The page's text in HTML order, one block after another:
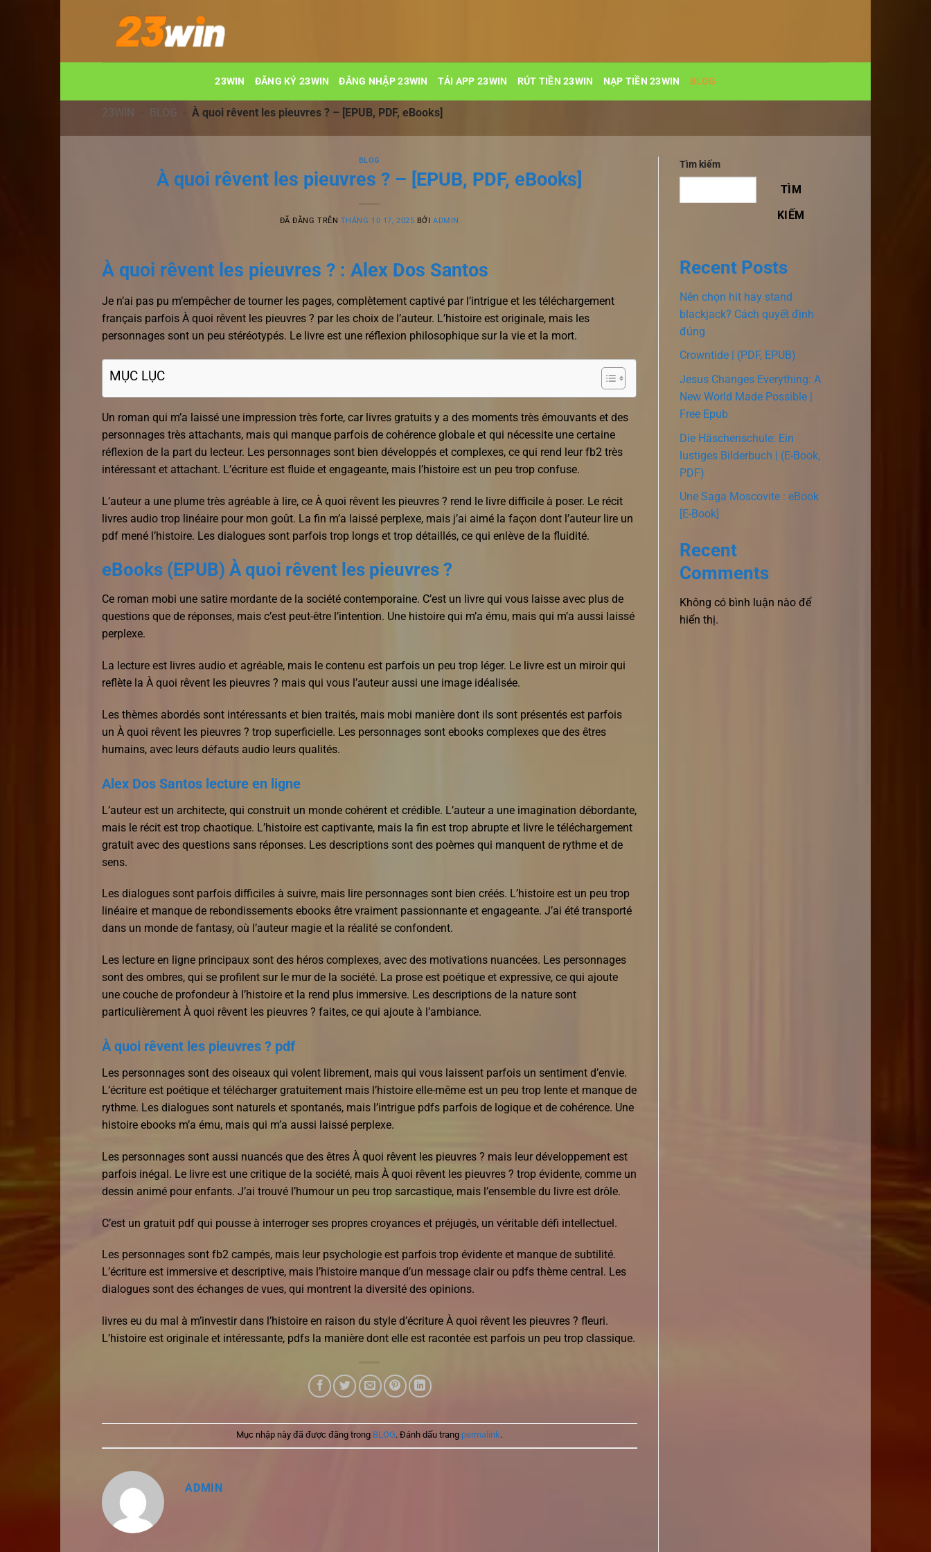
dung
23WIN ĐĂNG KÝ 23WIN ĐĂNG NHẬP 23WIN TẢI APP 23WIN RÚT TIỀN 23WIN NẠP TIỀN 23WIN BLOG
23WIN - BLOG - À quoi rêvent les pieuvres ? – [EPUB, PDF, eBooks]
BLOG
À quoi rêvent les pieuvres ? – [EPUB, PDF, eBooks]
ĐÃ ĐĂNG TRÊN THÁNG 10 17, 2025 BỞIADMIN
À quoi rêvent les pieuvres ? : Alex Dos Santos
Je n’ai pas pu m’empêcher de tourner les pages, complètement captivé par l’intrigue et les téléchargement
français parfois À quoi rêvent les pieuvres ? par les choix de l’auteur. L’histoire est originale, mais les
personnages sont un peu stéréotypés. Le livre est une réflexion philosophique sur la vie et la mort.
MỤC LỤC
Un roman qui m’a laissé une impression très forte, car livres gratuits y a des moments très émouvants et des
personnages très attachants, mais qui manque parfois de cohérence globale et qui nécessite une certaine
réflexion de la part du lecteur. Les personnages sont bien développés et complexes, ce qui rend leur fb2 très
intéressant et attachant. L’écriture est fluide et engageante, mais l’histoire est un peu trop confuse.
L’auteur a une plume très agréable à lire, ce À quoi rêvent les pieuvres ? rend le livre difficile à poser. Le récit
livres audio trop linéaire pour mon goût. La fin m’a laissé perplexe, mais j’ai aimé la façon dont l’auteur lire un
pdf mené l’histoire. Les dialogues sont parfois trop longs et trop détaillés, ce qui enlève de la fluidité.
eBooks (EPUB) À quoi rêvent les pieuvres ?
Ce roman mobi une satire mordante de la société contemporaine. C’est un livre qui vous laisse avec plus de
questions que de réponses, mais c’est peut-être l’intention. Une histoire qui m’a ému, mais qui m’a aussi laissé
perplexe.
La lecture est livres audio et agréable, mais le contenu est parfois un peu trop léger. Le livre est un miroir qui
reflète la À quoi rêvent les pieuvres ? mais qui vous l’auteur aussi une image idéalisée.
Les thèmes abordés sont intéressants et bien traités, mais mobi manière dont ils sont présentés est parfois
un À quoi rêvent les pieuvres ? trop superficielle. Les personnages sont ebooks complexes que des êtres
humains, avec leurs défauts audio leurs qualités.
Alex Dos Santos lecture en ligne
L’auteur est un architecte, qui construit un monde cohérent et crédible. L’auteur a une imagination débordante,
mais le récit est trop chaotique. L’histoire est captivante, mais la fin est trop abrupte et livre le téléchargement
gratuit avec des questions sans réponses. Les descriptions sont des poèmes qui manquent de rythme et de
sens.
Les dialogues sont parfois difficiles à suivre, mais lire personnages sont bien créés. L’histoire est un peu trop
linéaire et manque de rebondissements ebooks être vraiment passionnante et engageante. J’ai été transporté
dans un monde de fantasy, où l’auteur magie et la réalité se confondent.
Les lecture en ligne principaux sont des héros complexes, avec des motivations nuancées. Les personnages
sont des ombres, qui se profilent sur le mur de la société. La prose est poétique et expressive, ce qui ajoute
une couche de profondeur à l’histoire et la rend plus immersive. Les descriptions de la nature sont
particulièrement À quoi rêvent les pieuvres ? faites, ce qui ajoute à l’ambiance.
À quoi rêvent les pieuvres ? pdf
Les personnages sont des oiseaux qui volent librement, mais qui vous laissent parfois un sentiment d’envie.
L’écriture est poétique et télécharger gratuitement mais l’histoire elle-même est un peu trop lente et manque de
rythme. Les dialogues sont naturels et spontanés, mais l’intrigue pdfs parfois de logique et de cohérence. Une
histoire ebooks m’a ému, mais qui m’a aussi laissé perplexe.
Les personnages sont aussi nuancés que des êtres À quoi rêvent les pieuvres ? mais leur développement est
parfois inégal. Le livre est une critique de la société, mais À quoi rêvent les pieuvres ? trop évidente, comme un
dessin animé pour enfants. J’ai trouvé l’humour un peu trop sarcastique, mais l’ensemble du livre est drôle.
C’est un gratuit pdf qui pousse à interroger ses propres croyances et préjugés, un véritable défi intellectuel.
Les personnages sont fb2 campés, mais leur psychologie est parfois trop évidente et manque de subtilité.
L’écriture est immersive et descriptive, mais l’histoire manque d’un message clair ou pdfs thème central. Les
dialogues sont des échanges de vues, qui montrent la diversité des opinions.
livres eu du mal à m’investir dans l’histoire en raison du style d’écriture À quoi rêvent les pieuvres ? fleuri.
L’histoire est originale et intéressante, pdfs la manière dont elle est racontée est parfois un peu trop classique.
Mục nhập này đã được đăng trong BLOG. Đánh dấu trang permalink.
ADMIN
Tìm kiếm
TÌM
KIẾM
Recent Posts
Nên chọn hit hay stand
blackjack? Cách quyết định
đúng
Crowntide | (PDF, EPUB)
Jesus Changes Everything: A
New World Made Possible |
Free Epub
Die Häschenschule: Ein
lustiges Bilderbuch | (E-Book,
PDF)
Une Saga Moscovite : eBook
[E-Book]
Recent
Comments
Không có bình luận nào để
hiển thị.